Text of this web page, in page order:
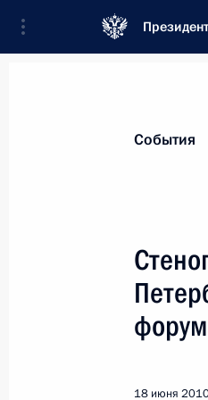
Новости
Послания
События
18 июня